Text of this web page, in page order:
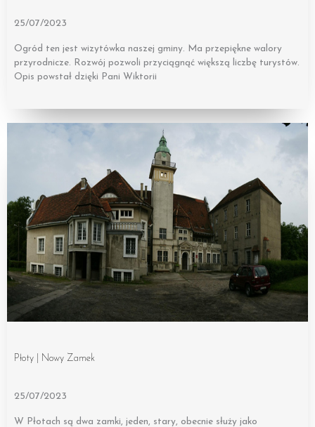
25/07/2023
Ogród ten jest wizytówka naszej gminy. Ma przepiękne walory
przyrodnicze. Rozwój pozwoli przyciągnąć większą liczbę turystów.
Opis powstał dzięki Pani Wiktorii
Płoty | Nowy Zamek
25/07/2023
W Płotach są dwa zamki, jeden, stary, obecnie służy jako